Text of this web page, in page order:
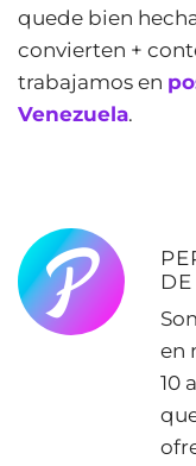
quede bien
convierten +
trabajamos en
Venezuela.
en
10